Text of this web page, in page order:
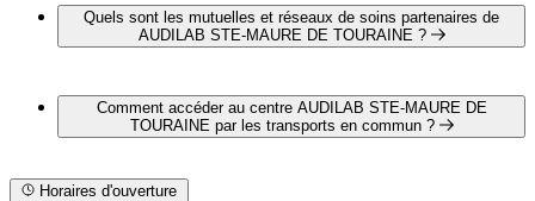
marques suivantes :
PHONAK
Quels sont les mutuelles et réseaux de soins partenaires de
AUDILAB STE-MAURE DE TOURAINE ?
avec les mutuelles et réseaux de soins suivants :
CARTE BLANCHE
ITELIS
Comment accéder au centre AUDILAB STE-MAURE DE
TOURAINE par les transports en commun ?
proximité des arrêts suivants :
Horaires d'ouverture